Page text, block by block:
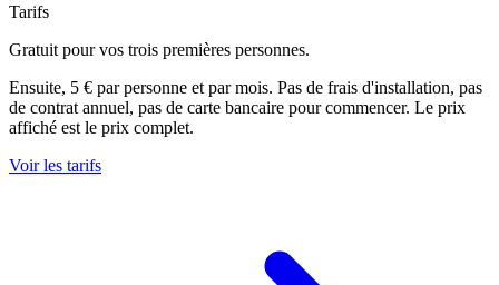
Tarifs
Gratuit pour vos trois premières personnes.
Ensuite, 5 € par personne et par mois. Pas de frais d'installation, pas
de contrat annuel, pas de carte bancaire pour commencer. Le prix
affiché est le prix complet.
Voir les tarifs